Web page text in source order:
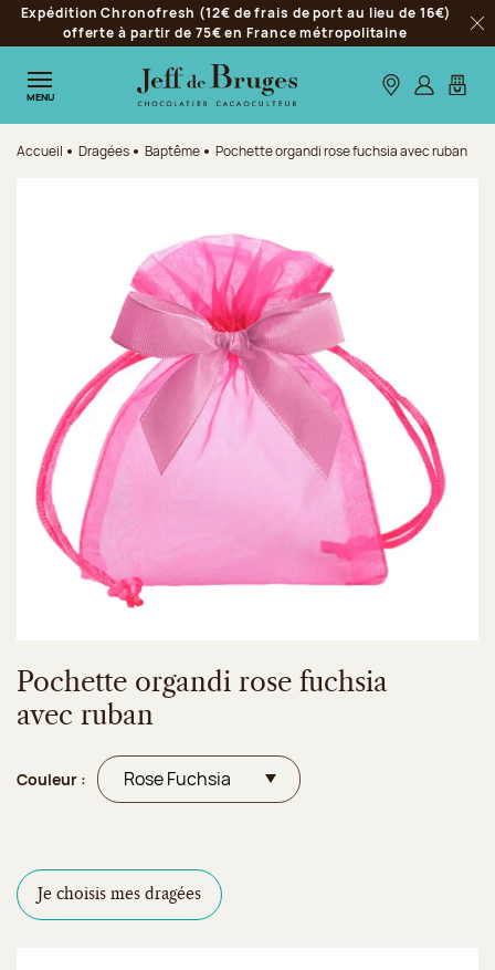
Aller à la navigation
Aller au contenu principal
Aller au pied de page
Expédition Chronofresh (12€ de frais de port au lieu de 16€)
offerte à partir de 75€ en France métropolitaine
MENU Nos boutiques
S’identifier
Mon
Accueil Dragées Baptême Pochette organdi rose fuchsia avec ruban
Pochette organdi rose fuchsia
avec ruban
Couleur :
Je choisis mes dragées